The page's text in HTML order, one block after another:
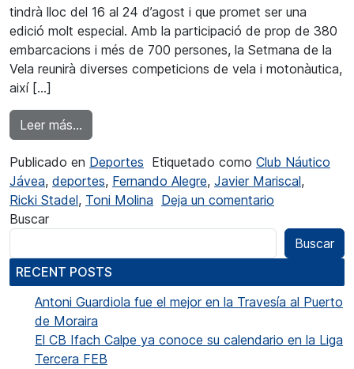
tindrà lloc del 16 al 24 d’agost i que promet ser una
edició molt especial. Amb la participació de prop de 380
embarcacions i més de 700 persones, la Setmana de la
Vela reunirà diverses competicions de vela i motonàutica,
així […]
Leer más…
Publicado en Deportes Etiquetado como Club Náutico
Jávea, deportes, Fernando Alegre, Javier Mariscal,
Ricki Stadel, Toni Molina Deja un comentario
Buscar
Buscar
RECENT POSTS
Antoni Guardiola fue el mejor en la Travesía al Puerto
de Moraira
El CB Ifach Calpe ya conoce su calendario en la Liga
Tercera FEB